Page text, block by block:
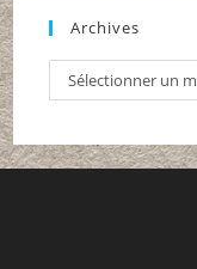
Archives
Archives
Sélectionner un